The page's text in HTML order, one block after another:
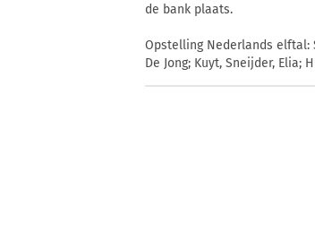
de bank plaats.
Opstelling Nederlands elftal:
De Jong; Kuyt, Sneijder, Elia;